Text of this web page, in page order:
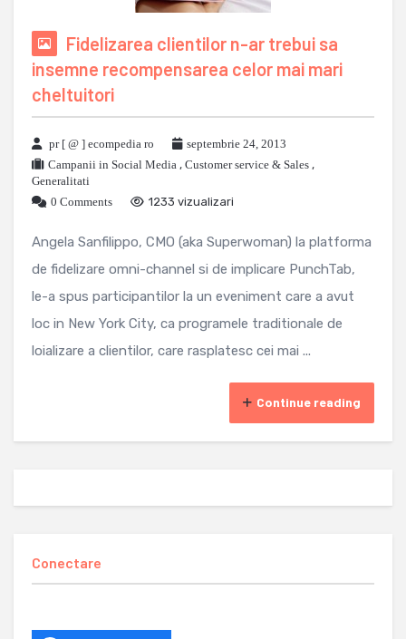
Fidelizarea clientilor n-ar trebui sa
insemne recompensarea celor mai mari
cheltuitori
pr [ @ ] ecompedia ro
septembrie 24, 2013
Campanii in Social Media , Customer service & Sales ,
Generalitati
0 Comments
1233 vizualizari
Angela Sanfilippo, CMO (aka Superwoman) la platforma
de fidelizare omni-channel si de implicare PunchTab,
le-a spus participantilor la un eveniment care a avut
loc in New York City, ca programele traditionale de
loializare a clientilor, care rasplatesc cei mai ...
Continue reading
Conectare